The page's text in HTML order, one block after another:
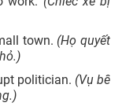
town. (Họ quyết
politician. (Vụ bê